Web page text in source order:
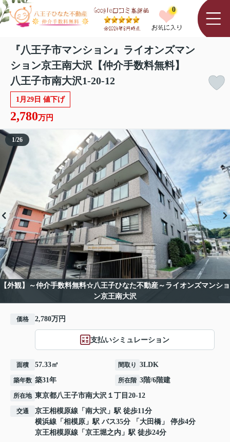
0
『八王子市マンション』ライオンズマン
ション京王南大沢【仲介手数料無料】
八王子市南大沢1-20-12
1月29日 値下げ
2,780万円
【外観】～仲介手数料無料☆八王子ひなた不動産～ライオンズマンショ
ン京王南大沢
1/26
価格 2,780万円
支払いシミュレーション
面積 57.33㎡ 間取り 3LDK
築年数 築31年 所在階 3階/6階建
所在地 東京都八王子市南大沢 １丁目20-12
交通 京王相模原線 「 南大沢 」駅 徒歩11分
横浜線 「 相模原 」駅 バス35分 「大田橋」 停歩4分
京王相模原線 「 京王堀之内 」駅 徒歩24分